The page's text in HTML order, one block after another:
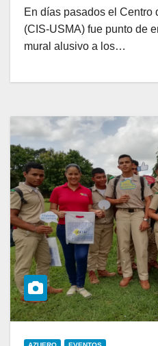
En días pasados el Centro
(CIS-USMA) fue punto de
mural alusivo a los…